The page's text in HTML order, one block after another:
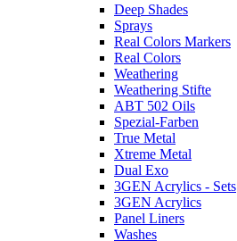
Deep Shades
Sprays
Real Colors Markers
Real Colors
Weathering
Weathering Stifte
ABT 502 Oils
Spezial-Farben
True Metal
Xtreme Metal
Dual Exo
3GEN Acrylics - Sets
3GEN Acrylics
Panel Liners
Washes